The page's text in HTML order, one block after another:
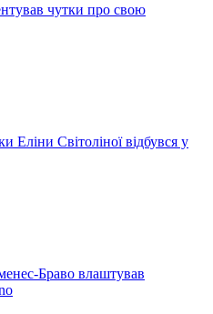
чутки про свою
Еліни Світоліної відбувся у
Браво влаштував